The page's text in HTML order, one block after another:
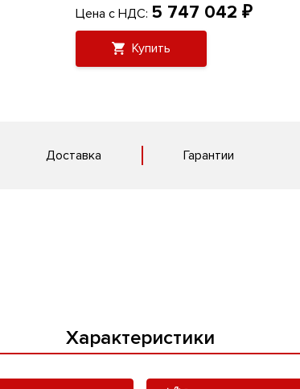
Цена с НДС: 5 747 042 ₽
Купить
Доставка Гарантии
Характеристики